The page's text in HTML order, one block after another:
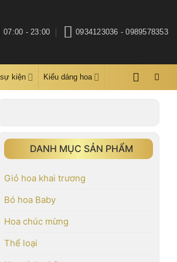
07:00 - 23:00 0934123036 - 0989578353
kiện Kiểu dáng hoa
DANH MỤC SẢN PHẨM
Giỏ hoa khai trương
Bó hoa Baby
Hoa chúc mừng
Thể loại